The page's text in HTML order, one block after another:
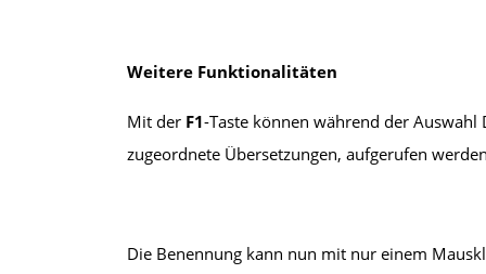
Weitere Funktionalitäten
Mit der F1-Taste können während der
zugeordnete Übersetzungen, aufgerufen
Die Benennung kann nun mit nur einem